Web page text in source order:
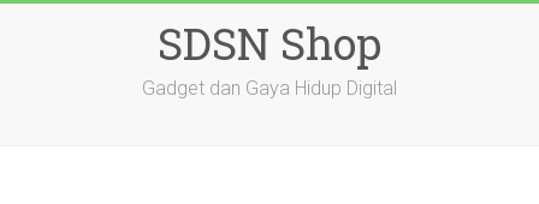
SDSN Shop
Gadget dan Gaya Hidup Digital